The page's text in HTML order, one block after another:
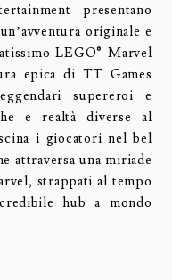
presentano
originale e
LEGO® Marvel
epica di TT Games
supereroi e
e realtà diverse al
i giocatori nel bel
attraversa una miriade
strappati al tempo
hub a mondo